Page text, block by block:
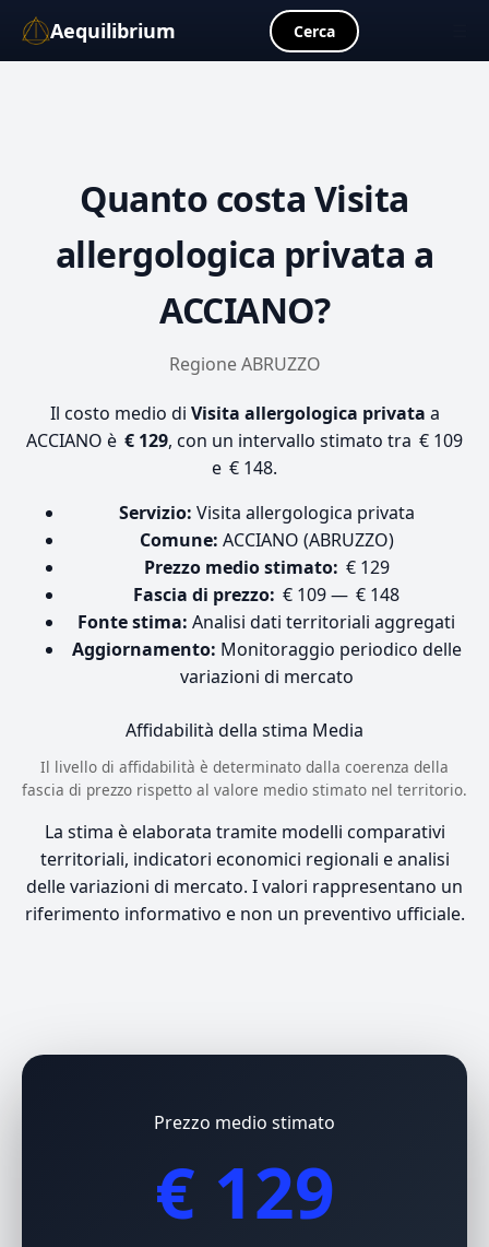
Aequilibrium Cerca
Quanto costa Visita
allergologica privata a
ACCIANO?
Regione ABRUZZO
Il costo medio di Visita allergologica privata a
ACCIANO è € 129, con un intervallo stimato tra € 109
e € 148.
Servizio: Visita allergologica privata
Comune: ACCIANO (ABRUZZO)
Prezzo medio stimato: € 129
Fascia di prezzo: € 109 — € 148
Fonte stima: Analisi dati territoriali aggregati
Aggiornamento: Monitoraggio periodico delle
variazioni di mercato
Affidabilità della stima Media
Il livello di affidabilità è determinato dalla coerenza della
fascia di prezzo rispetto al valore medio stimato nel territorio.
La stima è elaborata tramite modelli comparativi
territoriali, indicatori economici regionali e analisi
delle variazioni di mercato. I valori rappresentano un
riferimento informativo e non un preventivo ufficiale.
Prezzo medio stimato
€ 129